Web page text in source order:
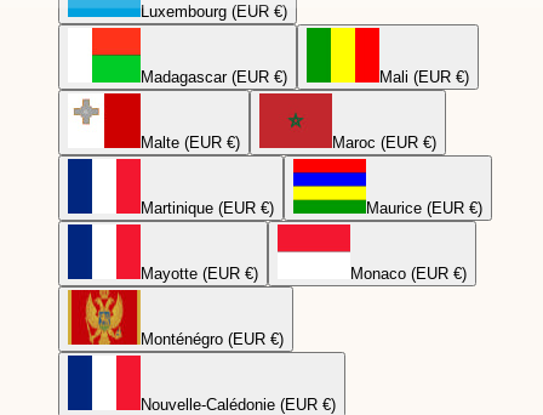
Luxembourg (EUR €)
Madagascar (EUR €) Mali (EUR €)
Malte (EUR €) Maroc (EUR €)
Martinique (EUR €) Maurice (EUR €)
Mayotte (EUR €) Monaco (EUR €)
Monténégro (EUR €)
Nouvelle-Calédonie (EUR €)